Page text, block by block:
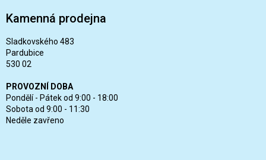
Kamenná prodejna
Sladkovského 483
Pardubice
530 02
PROVOZNÍ DOBA
Pondělí - Pátek od 9:00 - 18:00
Sobota od 9:00 - 11:30
Neděle zavřeno